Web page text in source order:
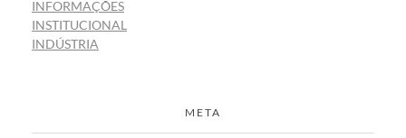
INFORMAÇÕES
INSTITUCIONAL
INDÚSTRIA
META